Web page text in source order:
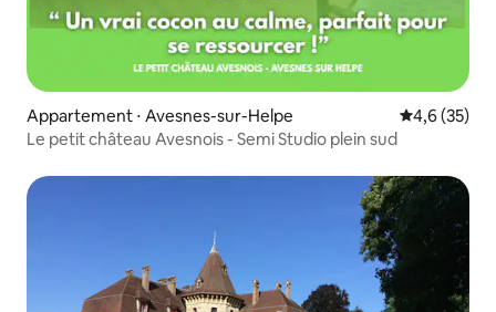
Appartement ⋅ Avesnes-sur-Helpe Évaluation
4,6 (35)
Le petit château Avesnois - Semi Studio plein sud